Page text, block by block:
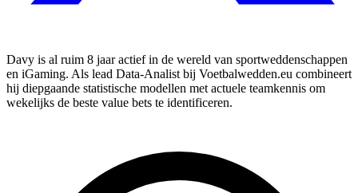
Davy is al ruim 8 jaar actief in de wereld van sportweddenschappen
en iGaming. Als lead Data-Analist bij Voetbalwedden.eu combineert
hij diepgaande statistische modellen met actuele teamkennis om
wekelijks de beste value bets te identificeren.